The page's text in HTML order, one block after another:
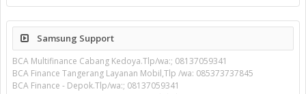
Samsung Support
BCA Multifinance Cabang Kedoya.Tlp/wa:; 08137059341
BCA Finance Tangerang Layanan Mobil,Tlp /wa: 085373737845
BCA Finance - Depok.Tlp/wa:; 08137059341